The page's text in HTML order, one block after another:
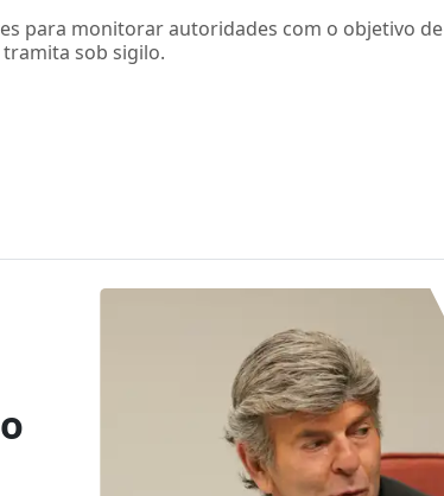
para monitorar autoridades com o objetivo de
sob sigilo.